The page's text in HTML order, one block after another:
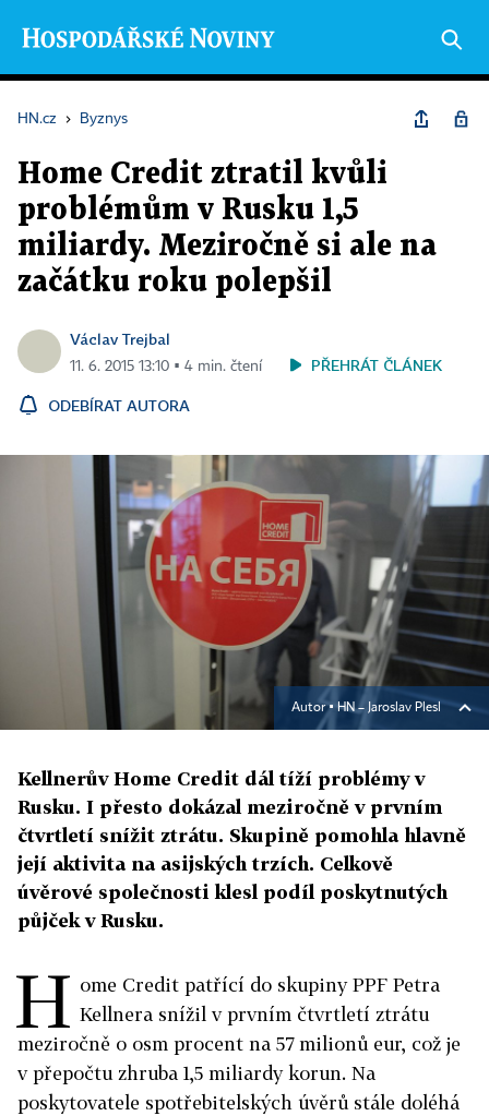
HN.cz › Byznys
Home Credit ztratil kvůli
problémům v Rusku 1,5
miliardy. Meziročně si ale na
začátku roku polepšil
Václav Trejbal
11. 6. 2015 13:10 ▪ 4 min. čtení PŘEHRÁT ČLÁNEK
ODEBÍRAT AUTORA
Autor ▪HN – Jaroslav Plesl
Kellnerův Home Credit dál tíží problémy v
Rusku. I přesto dokázal meziročně v prvním
čtvrtletí snížit ztrátu. Skupině pomohla hlavně
její aktivita na asijských trzích. Celkově
úvěrové společnosti klesl podíl poskytnutých
půjček v Rusku.
H ome Credit patřící do skupiny PPF Petra
Kellnera snížil v prvním čtvrtletí ztrátu
meziročně o osm procent na 57 milionů eur, což je
v přepočtu zhruba 1,5 miliardy korun. Na
poskytovatele spotřebitelských úvěrů stále doléhá